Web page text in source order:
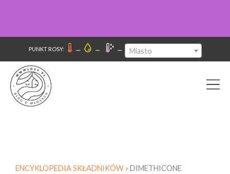
PUNKT ROSY: – – – Miasto
ENCYKLOPEDIA SKŁADNIKÓW » DIMETHICONE